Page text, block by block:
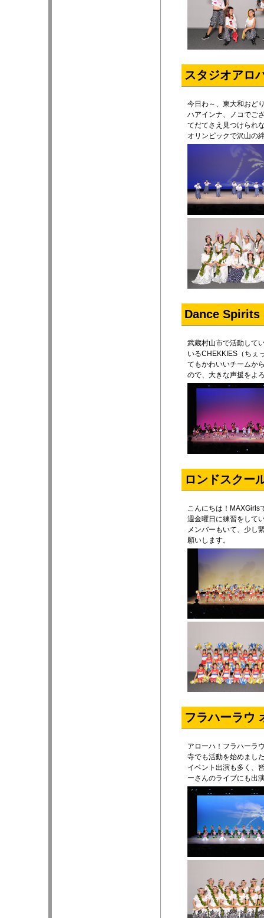
スタジオア
今日わ～、東大和おど
ハアインナ、ノコでご
てだてさえ見つけられ
オリンピックで沢山の
Dance Spirits
武蔵村山市で活動して
いるCHEKKIES（ちぇ
てもかわいいチームか
ので、大きな声援をよ
ロンドスクー
こんにちは！MAXGirls
週金曜日に練習をして
メンバーもいて、少し
願いします。
フラハーラウ
アローハ！フラハーラ
寺でも活動を始めまし
イベント出演も多く、
ーさんのライブにも出